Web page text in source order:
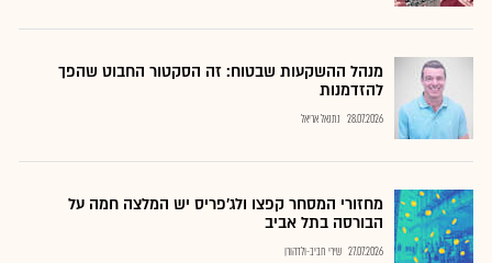
מנהל ההשקעות שבטוח: זה הסקטור החבוט שהפך
להזדמנות
28.07.2026 נתנאל אריאל
מחזורי המסחר קפצו ולג'פריס יש המלצה חמה על
הבורסה בתל אביב
27.07.2026 שירי חביב-ולדהורן